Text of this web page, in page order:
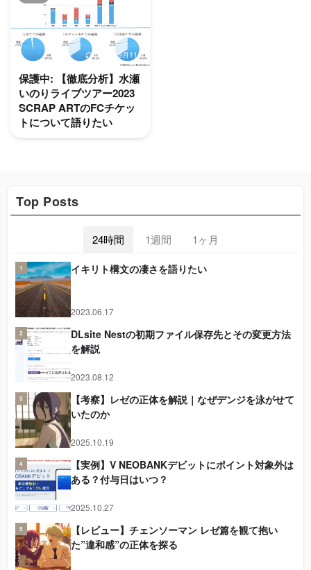
2023年9月11日
保護中: 【徹底分析】水瀬
いのりライブツアー2023
SCRAP ARTのFCチケッ
トについて語りたい
Top Posts
24時間 1週間 1ヶ月
1 イキリト構文の凄さを語りたい
2023.06.17
2
DLsite Nestの初期ファイル保存先とその変更方法
を解説
2023.08.12
3
【考察】レゼの正体を解説｜なぜデンジを泳がせて
いたのか
2025.10.19
4
【実例】V NEOBANKデビットにポイント対象外は
ある？付与日はいつ？
2025.10.27
5
【レビュー】チェンソーマン レゼ篇を観て抱い
た”違和感”の正体を探る